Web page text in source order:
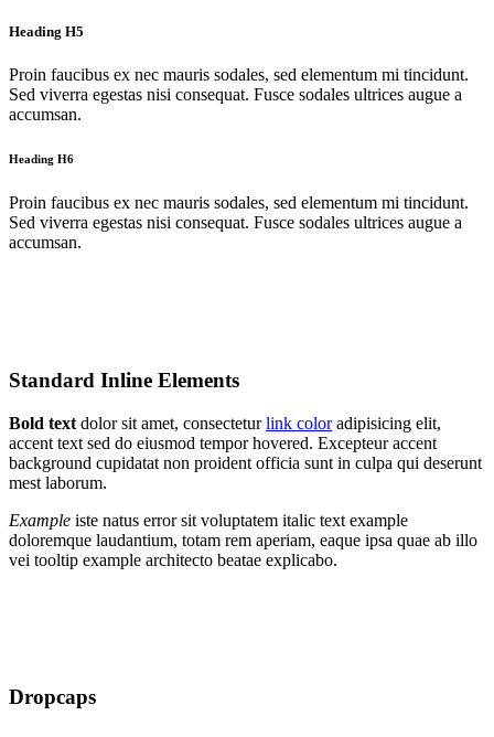
Heading H5
Proin faucibus ex nec mauris sodales, sed elementum mi tincidunt.
Sed viverra egestas nisi consequat. Fusce sodales ultrices augue a
accumsan.
Heading H6
Proin faucibus ex nec mauris sodales, sed elementum mi tincidunt.
Sed viverra egestas nisi consequat. Fusce sodales ultrices augue a
accumsan.
Standard Inline Elements
Bold text dolor sit amet, consecteturlink coloradipisicing elit,
accent text sed do eiusmod tempor hovered. Excepteuraccent
background cupidatat non proident officia sunt in culpa qui deserunt
mest laborum.
Example iste natus error sit voluptatem italic text example
doloremque laudantium, totam rem aperiam, eaque ipsa quae ab illo
vei tooltip example architecto beatae explicabo.
Dropcaps